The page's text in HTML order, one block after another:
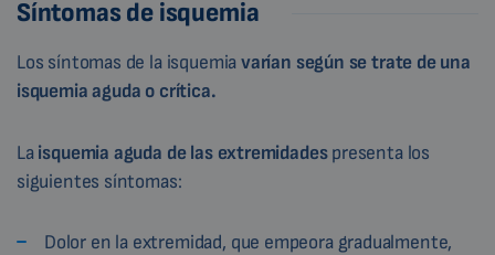
Síntomas de isquemia
Los síntomas de la isquemiavarían según se trate de una
isquemia aguda o crítica.
Laisquemia aguda de las extremidadespresenta los
siguientes síntomas:
Dolor en la extremidad, que empeora gradualmente,